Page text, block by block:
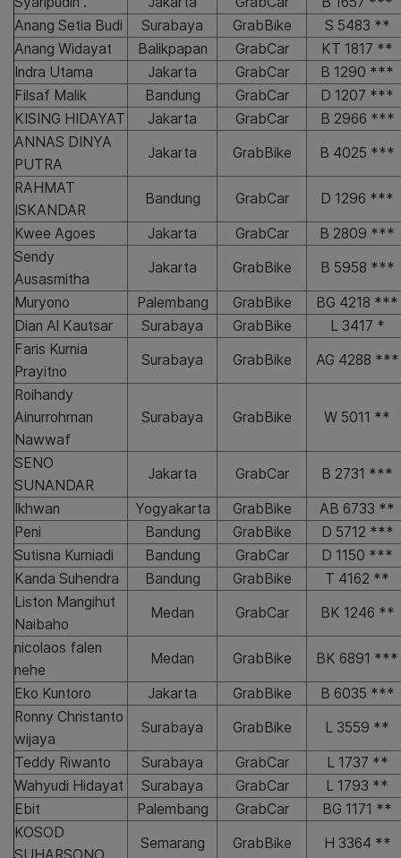
Anang Setia Budi
Surabaya GrabBike
S 5483 **
Anang Widayat
Balikpapan GrabCar
KT 1817 **
Indra Utama
Jakarta GrabCar
B 1290 ***
Filsaf Malik
Bandung GrabCar
D 1207 ***
KISING HIDAYAT
Jakarta GrabCar
B 2966 ***
ANNAS DINYA
PUTRA
Jakarta GrabBike B 4025 ***
RAHMAT
ISKANDAR
Bandung GrabCar D 1296 ***
Kwee Agoes Jakarta GrabCar
B 2809 ***
Sendy
Ausasmitha
Jakarta GrabBike B 5958 ***
Muryono Palembang GrabBike
BG 4218 ***
Dian Al Kautsar
Surabaya GrabBike
L 3417 *
Faris Kurnia
Prayitno
Surabaya GrabBike AG 4288 ***
Roihandy
Ainurrohman
Nawwaf
Surabaya GrabBike W 5011 **
SENO
SUNANDAR
Jakarta GrabCar B 2731 ***
Ikhwan Yogyakarta GrabBike
AB 6733 **
Peni
Bandung GrabBike
D 5712 ***
Sutisna Kurniadi
Bandung GrabCar
D 1150 ***
Kanda Suhendra
Bandung GrabBike
T 4162 **
Liston Mangihut
Naibaho
Medan GrabCar BK 1246 **
nicolaos falen
nehe
Medan GrabBike BK 6891 ***
Eko Kuntoro Jakarta GrabBike
B 6035 ***
Ronny Christanto
wijaya
Surabaya GrabBike L 3559 **
Teddy Riwanto Surabaya GrabCar
L 1737 **
Wahyudi Hidayat
Surabaya GrabCar
L 1793 **
Ebit
Palembang GrabCar
BG 1171 **
KOSOD
Semarang GrabBike H 3364 **